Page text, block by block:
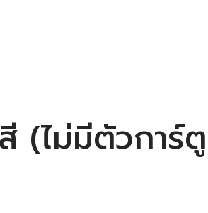
(ไม่มีตัวการ์